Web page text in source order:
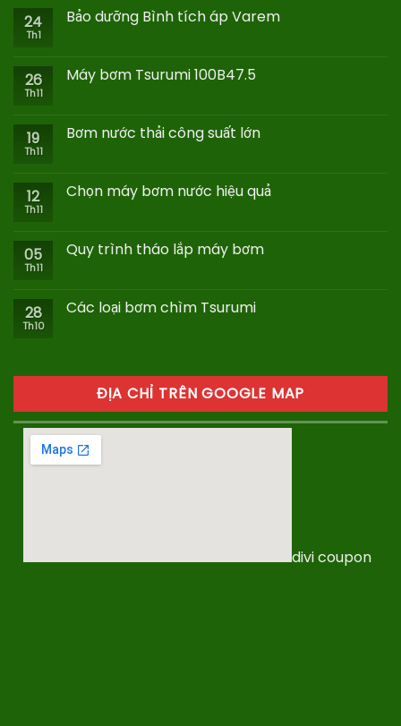
24
Th1
Bảo dưỡng Bình tích áp Varem
26
Th11
Máy bơm Tsurumi 100B47.5
19
Th11
Bơm nước thải công suất lớn
12
Th11
Chọn máy bơm nước hiệu quả
05
Th11
Quy trình tháo lắp máy bơm
28
Th10
Các loại bơm chìm Tsurumi
ĐỊA CHỈ TRÊN GOOGLE MAP
divi coupon